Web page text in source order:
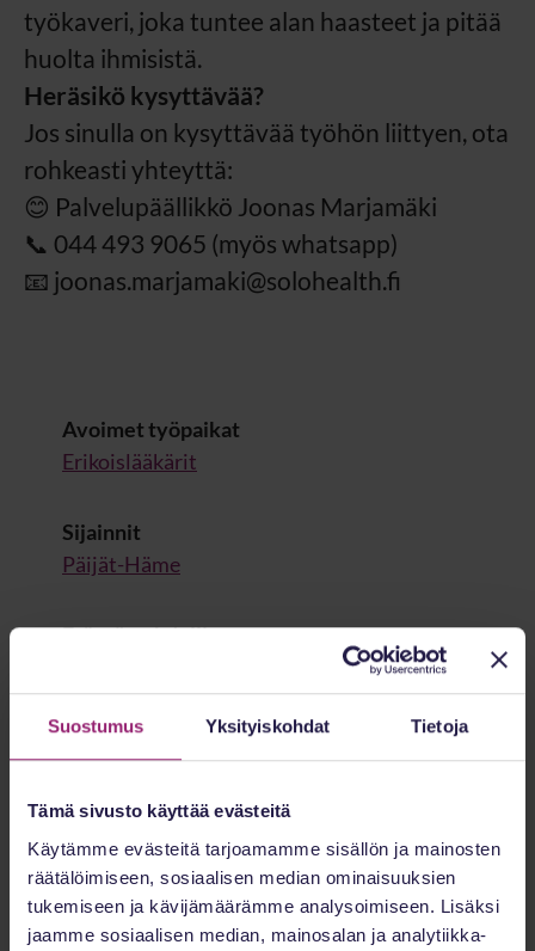
Suostumus Yksityiskohdat Tietoja
Tämä sivusto käyttää evästeitä
Käytämme evästeitä tarjoamamme sisällön ja mainosten
räätälöimiseen, sosiaalisen median ominaisuuksien
tukemiseen ja kävijämäärämme analysoimiseen. Lisäksi
jaamme sosiaalisen median, mainosalan ja analytiikka-
työkaveri, joka tuntee alan haasteet ja pitää
huolta ihmisistä.
Heräsikö kysyttävää?
Jos sinulla on kysyttävää työhön liittyen, ota
rohkeasti yhteyttä:
😊 Palvelupäällikkö Joonas Marjamäki
📞 044 493 9065 (myös whatsapp)
📧 joonas.marjamaki@solohealth.fi
Avoimet työpaikat
Erikoislääkärit
Sijainnit
Päijät-Häme
Etätyömahdollisuus
Työsuhteen tyyppi
Osa-aikainen